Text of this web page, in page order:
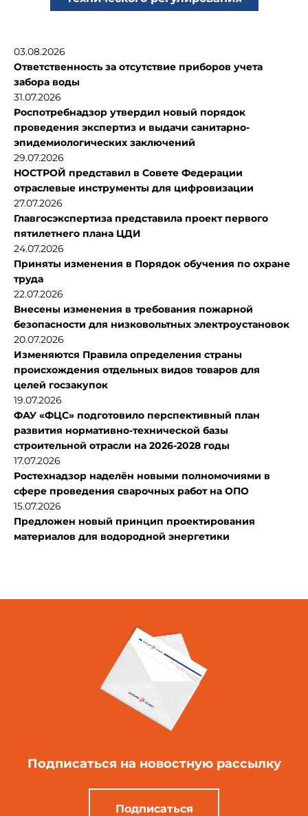
03.08.2026
Ответственность за отсутствие приборов учета
забора воды
31.07.2026
Роспотребнадзор утвердил новый порядок
проведения экспертиз и выдачи санитарно-
эпидемиологических заключений
29.07.2026
НОСТРОЙ представил в Совете Федерации
отраслевые инструменты для цифровизации
27.07.2026
Главгосэкспертиза представила проект первого
пятилетнего плана ЦДИ
24.07.2026
Приняты изменения в Порядок обучения по охране
труда
22.07.2026
Внесены изменения в требования пожарной
безопасности для низковольтных электроустановок
20.07.2026
Изменяются Правила определения страны
происхождения отдельных видов товаров для
целей госзакупок
19.07.2026
ФАУ «ФЦС» подготовило перспективный план
развития нормативно-технической базы
строительной отрасли на 2026-2028 годы
17.07.2026
Ростехнадзор наделён новыми полномочиями в
сфере проведения сварочных работ на ОПО
15.07.2026
Предложен новый принцип проектирования
материалов для водородной энергетики
Подписаться на новостную рассылку
Подписаться